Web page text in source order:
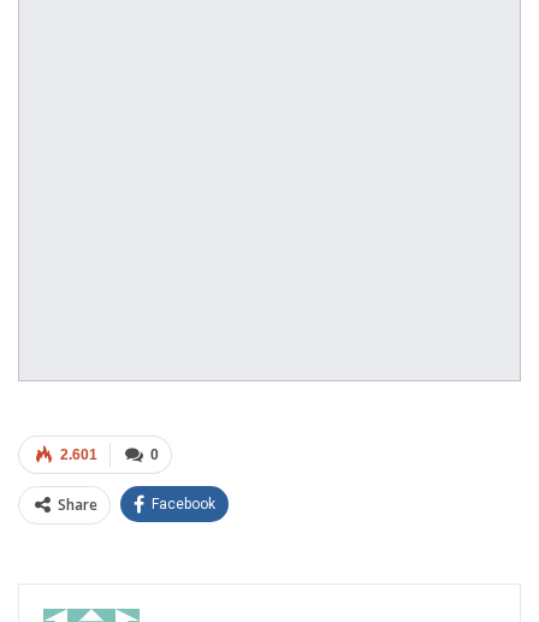
0
2.601
Share Facebook